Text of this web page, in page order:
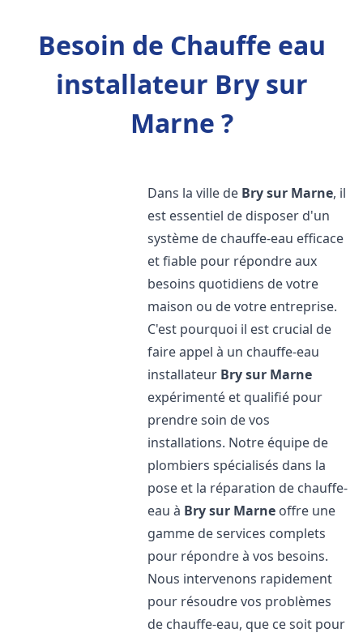
Besoin de Chauffe eau
installateur Bry sur
Marne ?
Dans la ville de Bry sur Marne, il
est essentiel de disposer d'un
système de chauffe-eau efficace
et fiable pour répondre aux
besoins quotidiens de votre
maison ou de votre entreprise.
C'est pourquoi il est crucial de
faire appel à un chauffe-eau
installateur Bry sur Marne
expérimenté et qualifié pour
prendre soin de vos
installations. Notre équipe de
plombiers spécialisés dans la
pose et la réparation de chauffe-
eau à Bry sur Marne offre une
gamme de services complets
pour répondre à vos besoins.
Nous intervenons rapidement
pour résoudre vos problèmes
de chauffe-eau, que ce soit pour